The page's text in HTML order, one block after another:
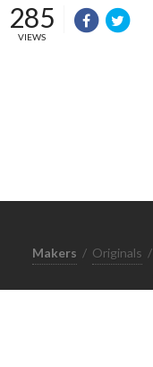
285
VIEWS
Makers / Originals /